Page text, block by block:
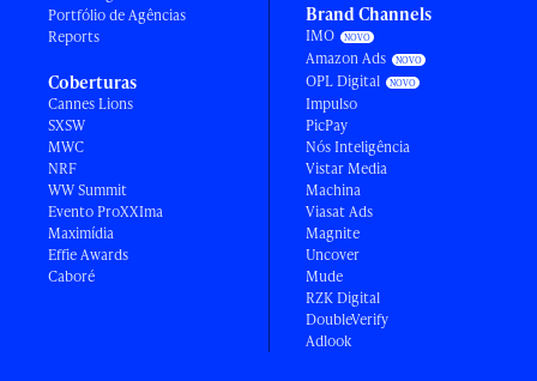
Portfólio de Agências
Reports
Coberturas
Cannes Lions
SXSW
MWC
NRF
WW Summit
Evento ProXXIma
Maximídia
Effie Awards
Caboré
Brand Channels
IMO
Amazon Ads
OPL Digital
Impulso
PicPay
Nós Inteligência
Vistar Media
Machina
Viasat Ads
Magnite
Uncover
Mude
RZK Digital
DoubleVerify
Adlook